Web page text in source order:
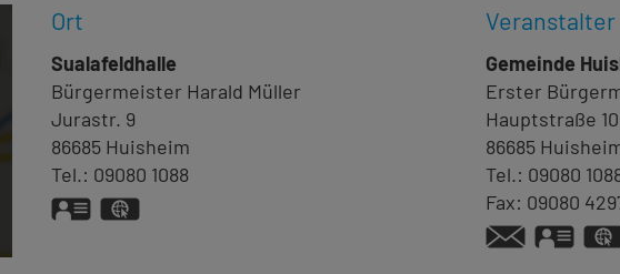
Ort
Sualafeldhalle
Bürgermeister Harald Müller
Jurastr. 9
86685 Huisheim
Tel.: 09080 1088
vCard
Veranstalter
Gemeinde
Erster
Hauptstraße 10
86685
Tel.: 09080
Fax: 09080